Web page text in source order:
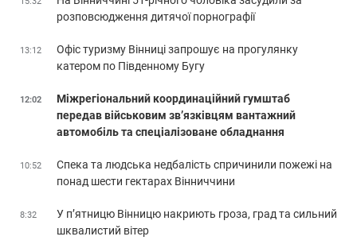
розповсюдження дитячої порнографії
13:12
Офіс туризму Вінниці запрошує на прогулянку
катером по Південному Бугу
12:02
Міжрегіональний координаційний гумштаб
передав військовим зв’язківцям вантажний
автомобіль та спеціалізоване обладнання
10:52
Спека та людська недбалість спричинили пожежі на
понад шести гектарах Вінниччини
8:32
У п’ятницю Вінницю накриють гроза, град та сильний
шквалистий вітер